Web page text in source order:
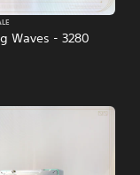
Waves - 3280